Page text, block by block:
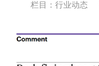
栏目：行业动态